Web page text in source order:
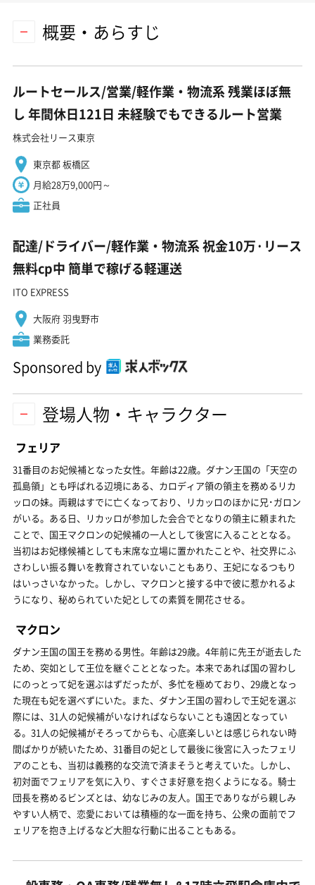
概要・あらすじ
ルートセールス/営業/軽作業・物流系 残業ほぼ無
し 年間休日121日 未経験でもできるルート営業
株式会社リース東京
東京都 板橋区
月給28万9,000円～
正社員
配達/ドライバー/軽作業・物流系 祝金10万·リース
無料cp中 簡単で稼げる軽運送
ITO EXPRESS
大阪府 羽曳野市
業務委託
Sponsored by
登場人物・キャラクター
フェリア
31番目のお妃候補となった女性。年齢は22歳。ダナン王国の「天空の
孤島領」とも呼ばれる辺境にある、カロディア領の領主を務めるリカ
ッロの妹。両親はすでに亡くなっており、リカッロのほかに兄･ガロン
がいる。ある日、リカッロが参加した会合でとなりの領主に頼まれた
ことで、国王マクロンの妃候補の一人として後宮に入ることとなる。
当初はお妃様候補としても末席な立場に置かれたことや、社交界にふ
さわしい振る舞いを教育されていないこともあり、王妃になるつもり
はいっさいなかった。しかし、マクロンと接する中で彼に惹かれるよ
うになり、秘められていた妃としての素質を開花させる。
マクロン
ダナン王国の国王を務める男性。年齢は29歳。4年前に先王が逝去した
ため、突如として王位を継ぐこととなった。本来であれば国の習わし
にのっとって妃を選ぶはずだったが、多忙を極めており、29歳となっ
た現在も妃を選べずにいた。また、ダナン王国の習わしで王妃を選ぶ
際には、31人の妃候補がいなければならないことも遠因となってい
る。31人の妃候補がそろってからも、心底楽しいとは感じられない時
間ばかりが続いたため、31番目の妃として最後に後宮に入ったフェリ
アのことも、当初は義務的な交流で済まそうと考えていた。しかし、
初対面でフェリアを気に入り、すぐさま好意を抱くようになる。騎士
団長を務めるビンズとは、幼なじみの友人。国王でありながら親しみ
やすい人柄で、恋愛においては積極的な一面を持ち、公衆の面前でフ
ェリアを抱き上げるなど大胆な行動に出ることもある。